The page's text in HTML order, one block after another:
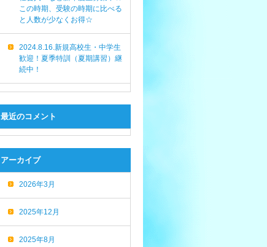
この時期、受験の時期に比べる
と人数が少なくお得☆
2024.8.16.新規高校生・中学生
歓迎！夏季特訓（夏期講習）継
続中！
最近のコメント
アーカイブ
2026年3月
2025年12月
2025年8月